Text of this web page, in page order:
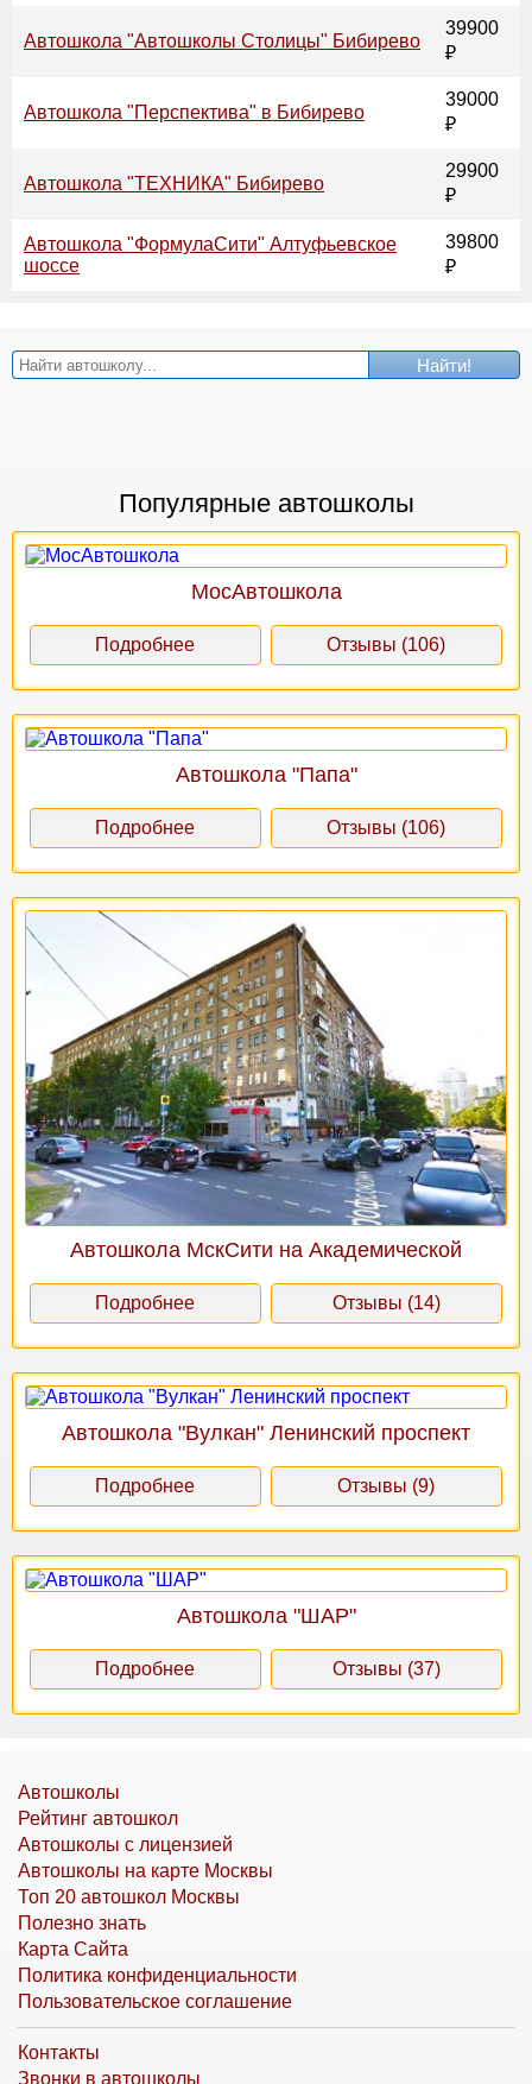
Автошкола "Автошколы Столицы" Бибирево
39900
₽
Автошкола "Перспектива" в Бибирево
39000
₽
Автошкола "ТЕХНИКА" Бибирево
29900
₽
Автошкола "ФормулаСити" Алтуфьевское
шоссе
39800
₽
Найти!
Популярные автошколы
МосАвтошкола
Подробнее Отзывы (106)
Автошкола "Папа"
Подробнее Отзывы (106)
Автошкола МскСити на Академической
Подробнее Отзывы (14)
Автошкола "Вулкан" Ленинский проспект
Подробнее Отзывы (9)
Автошкола "ШАР"
Подробнее Отзывы (37)
Автошколы
Рейтинг автошкол
Автошколы с лицензией
Автошколы на карте Москвы
Топ 20 автошкол Москвы
Полезно знать
Карта Сайта
Политика конфиденциальности
Пользовательское соглашение
Контакты
Звонки в автошколы